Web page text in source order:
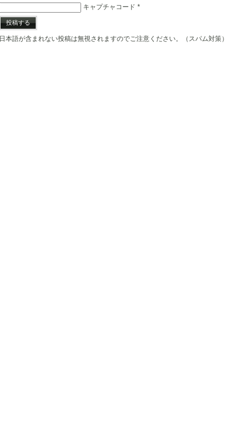
キャプチャコード *
日本語が含まれない投稿は無視されますのでご注意ください。（スパム対策）